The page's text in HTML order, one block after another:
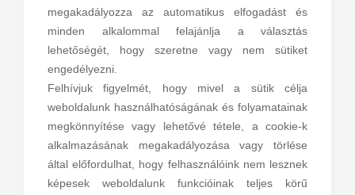
megakadályozza az automatikus elfogadást és
minden alkalommal felajánlja a választás
lehetőségét, hogy szeretne vagy nem sütiket
engedélyezni.
Felhívjuk figyelmét, hogy mivel a sütik célja
weboldalunk használhatóságának és folyamatainak
megkönnyítése vagy lehetővé tétele, a cookie-k
alkalmazásának megakadályozása vagy törlése
által előfordulhat, hogy felhasználóink nem lesznek
képesek weboldalunk funkcióinak teljes körű